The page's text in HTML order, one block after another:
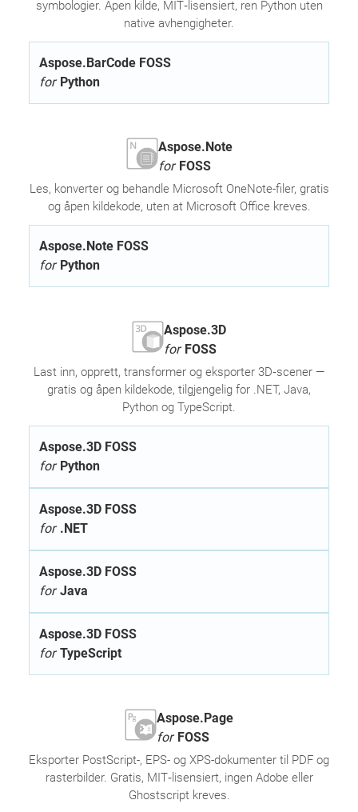
symbologier. Åpen kilde, MIT‑lisensiert, ren Python uten
native avhengigheter.
Aspose.BarCode FOSS
forPython
Aspose.Note
forFOSS
Les, konverter og behandle Microsoft OneNote-filer, gratis
og åpen kildekode, uten at Microsoft Office kreves.
Aspose.Note FOSS
forPython
Aspose.3D
forFOSS
Last inn, opprett, transformer og eksporter 3D‑scener —
gratis og åpen kildekode, tilgjengelig for .NET, Java,
Python og TypeScript.
Aspose.3D FOSS
forPython
Aspose.3D FOSS
for.NET
Aspose.3D FOSS
forJava
Aspose.3D FOSS
forTypeScript
Aspose.Page
forFOSS
Eksporter PostScript-, EPS- og XPS-dokumenter til PDF og
rasterbilder. Gratis, MIT‑lisensiert, ingen Adobe eller
Ghostscript kreves.